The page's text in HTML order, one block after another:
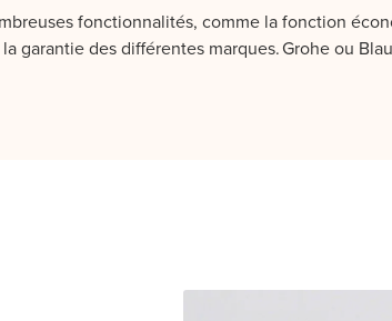
fonctionnalités, comme la fonction
des différentes marques. Grohe ou